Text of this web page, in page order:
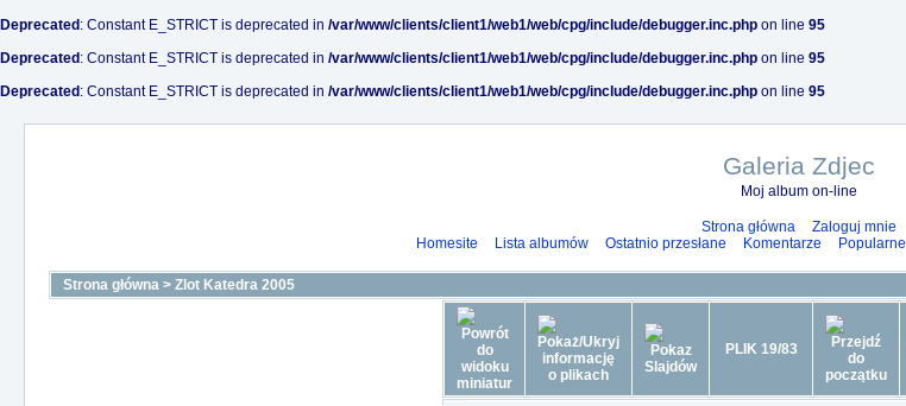
Deprecated : Constant E_STRICT is deprecated in /var/www/clients/client1/web1/web/cpg/include/debugger.inc.php on line 95
Deprecated : Constant E_STRICT is deprecated in /var/www/clients/client1/web1/web/cpg/include/debugger.inc.php on line 95
Deprecated : Constant E_STRICT is deprecated in /var/www/clients/client1/web1/web/cpg/include/debugger.inc.php on line 95
Galeria Zdjec
Moj album on-line
Strona główna
Zaloguj mnie
Homesite
Lista albumów Ostatnio przesłane Komentarze Popularne
Strona główna > Zlot Katedra 2005
PLIK 19/83